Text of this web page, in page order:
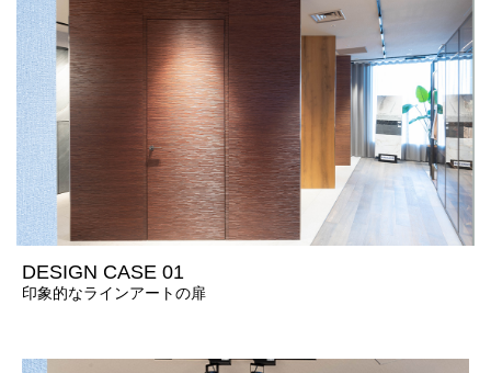
DESIGN CASE 01
印象的なラインアートの扉